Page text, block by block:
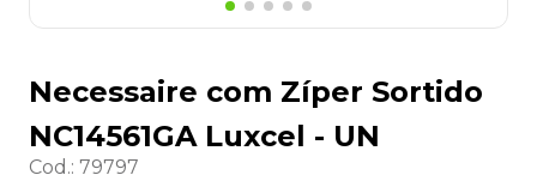
Necessaire com Zíper Sortido
NC14561GA Luxcel - UN
Cod.: 79797